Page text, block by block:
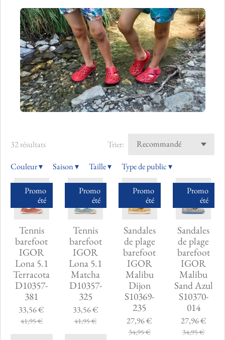
32 résultats Trier:
Couleur▾ Saison▾ Taille▾ Type de public▾
Promo
été
Tennis
barefoot
IGOR
Lona 5.1
Terracota
D10357-
381
33,56 €
41,95 €
Promo
été
Tennis
barefoot
IGOR
Lona 5.1
Matcha
D10357-
325
33,56 €
41,95 €
Promo
été
Sandales
de plage
barefoot
IGOR
Malibu
Dijon
S10369-
235
27,96 €
34,95 €
Promo
été
Sandales
de plage
barefoot
IGOR
Malibu
Sand Azul
S10370-
014
27,96 €
34,95 €